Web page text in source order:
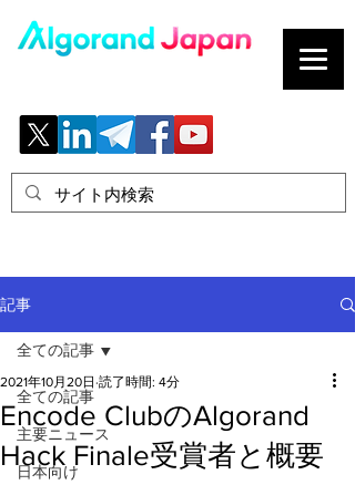
記事
全ての記事
主要ニュース
日本向け
全ての記事
Encode ClubのAlgorand
Hack Finale受賞者と概要
2021年10月20日 読了時間: 4分